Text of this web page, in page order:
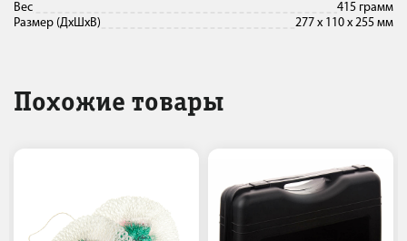
Вес
415 грамм
Размер (ДхШхВ)
277 х 110 х 255 мм
Похожие товары